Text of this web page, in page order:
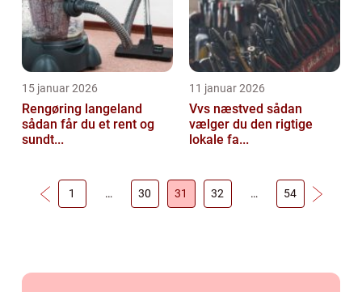
15 januar 2026
Rengøring langeland
sådan får du et rent og
sundt...
11 januar 2026
Vvs næstved sådan
vælger du den rigtige
lokale fa...
1 … 30 31 32 … 54